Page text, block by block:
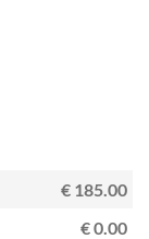
€ 185.00
€ 0.00